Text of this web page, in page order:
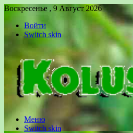
Воскресенье , 9 Август 2026
Войти
Switch skin
Меню
Switch skin